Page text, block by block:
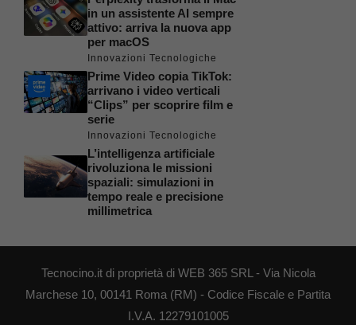
in un assistente AI sempre
attivo: arriva la nuova app
per macOS
Innovazioni Tecnologiche
Prime Video copia TikTok:
arrivano i video verticali
“Clips” per scoprire film e
serie
Innovazioni Tecnologiche
L’intelligenza artificiale
rivoluziona le missioni
spaziali: simulazioni in
tempo reale e precisione
millimetrica
Tecnocino.it di proprietà di WEB 365 SRL - Via Nicola
Marchese 10, 00141 Roma (RM) - Codice Fiscale e Partita
I.V.A. 12279101005